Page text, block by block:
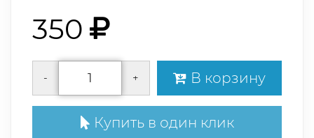
350
- + В корзину
Купить в один клик